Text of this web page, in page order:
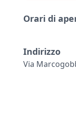
Orari di
Indirizzo
Via